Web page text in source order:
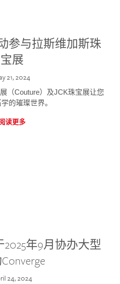
参与拉斯维加斯珠
宝展
21, 2024
（Couture）及JCK珠宝展让您
的璀璨世界。
读更多
2025年9月协办大型
24, 2024